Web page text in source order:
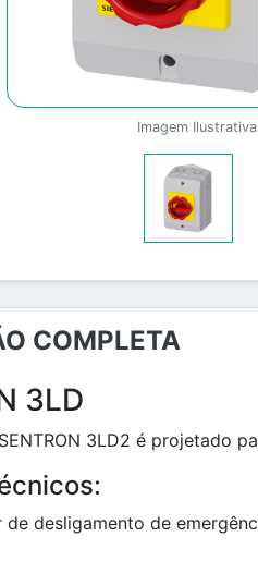
Imagem Ilustrativa
COMPLETA
3LD
3LD2 é projetado
de desligamento de